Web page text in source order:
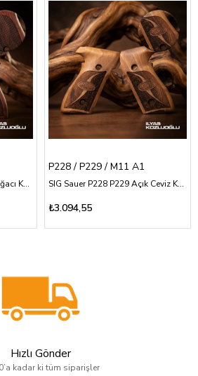
SIG Sauer P228 P229 Gül Ağacı Kabza Yarım Yüzey Baklava Desenli Logosuz
P228 / P229 / M11 A1
SIG Sauer P228 P229 Açık Ceviz Kabza Yarım Yüzey Tasarım Desenli SIG Sauer Yazılı
₺3.094,55
Hızlı Gönder
kadar ki tüm siparişler